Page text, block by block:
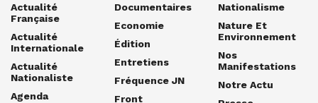
Actualité
Française
Actualité
Internationale
Actualité
Nationaliste
Agenda
Documentaires
Economie
Édition
Entretiens
Fréquence JN
Front
Nationalisme
Nature Et
Environnement
Nos
Manifestations
Notre Actu